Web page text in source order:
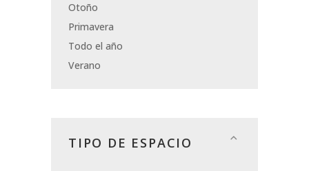
Otoño
Primavera
Todo el año
Verano
TIPO DE ESPACIO